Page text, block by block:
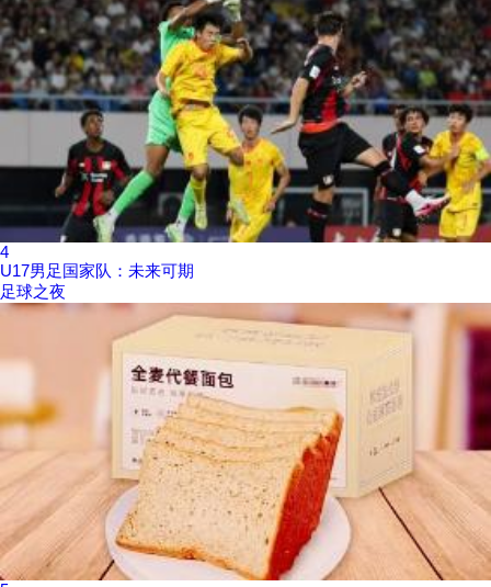
4
U17男足国家队：未来可期
足球之夜